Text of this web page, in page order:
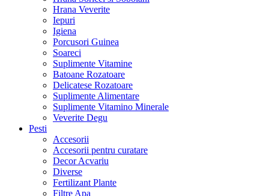
Hrana Veverite
Iepuri
Igiena
Porcusori Guinea
Soareci
Suplimente Vitamine
Batoane Rozatoare
Delicatese Rozatoare
Suplimente Alimentare
Suplimente Vitamino Minerale
Veverite Degu
Pesti
Accesorii
Accesorii pentru curatare
Decor Acvariu
Diverse
Fertilizant Plante
Filtre Apa